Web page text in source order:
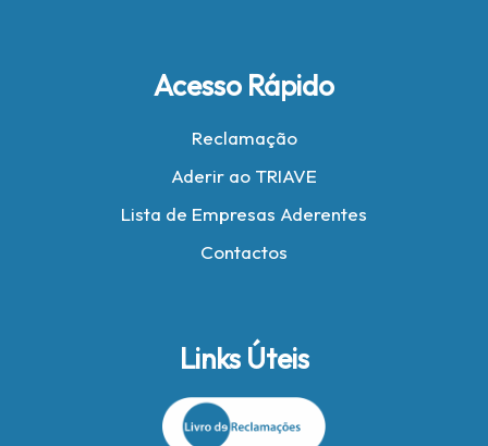
Acesso Rápido
Reclamação
Aderir ao TRIAVE
Lista de Empresas Aderentes
Contactos
Links Úteis